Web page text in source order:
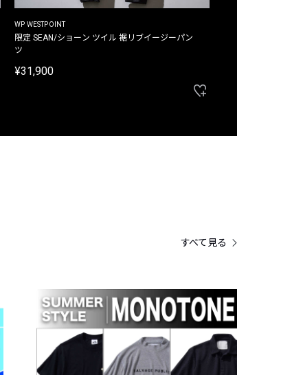
WP WESTPOINT
限定 SEAN/ショーン ツイル 裾リブイージーパン
ツ
¥31,900
すべて見る